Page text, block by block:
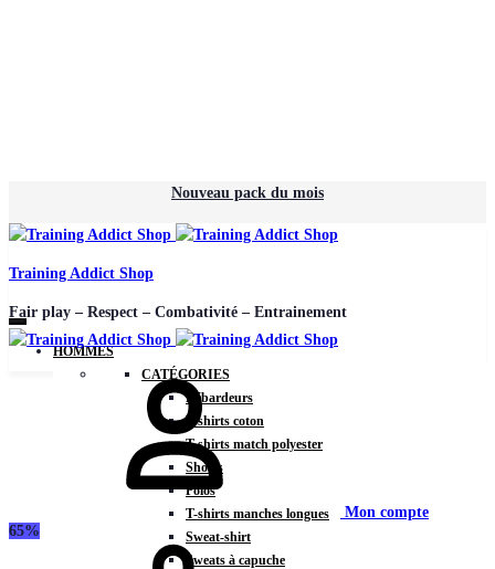
Nouveau pack du mois
Training Addict Shop
Fair play – Respect – Combativité – Entrainement
HOMMES
CATÉGORIES
Débardeurs
T-shirts coton
T-shirts match polyester
Shorts
Polos
T-shirts manches longues
Sweat-shirt
Sweats à capuche
Mon compte
65%